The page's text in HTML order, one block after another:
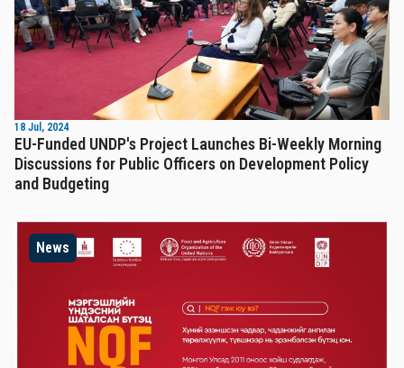
18 Jul, 2024
EU-Funded UNDP's Project Launches Bi-Weekly Morning
Discussions for Public Officers on Development Policy
and Budgeting
News